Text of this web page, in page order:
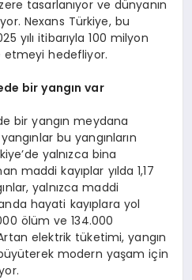
tasarlanıyor ve dünyanın
Nexans Türkiye, bu
yılı itibarıyla 100 milyon
etmeyi hedefliyor.
bir yangın var
bir yangın meydana
bu yangınların
yalnızca bina
maddi kayıplar yılda 1,17
yalnızca maddi
hayati kayıplara yol
ölüm ve 134.000
elektrik tüketimi, yangın
modern yaşam için